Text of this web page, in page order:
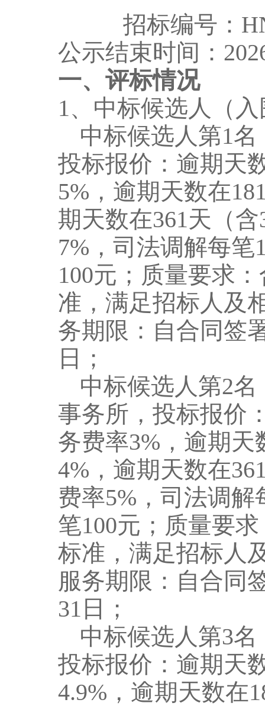
招标编号 ：
公示结束时间：
一、评标情况
1、中标候选人
（
中标候选人第1名
投标报价： 逾期天
5% ， 逾期天数在
期天数在361天（含
7% ， 司法调解每笔
100元 ； 质量要求
准，满足招标人及
务期限：自合同签
日；
中标候选人第2名
事务所 ，投标报价
务费率3% ， 逾期天
4% ， 逾期天数在36
费率5% ， 司法调解
笔100元 ； 质量要
标准，满足招标人
服务期限：自合同
31 日
；
中标候选人第3名
投标报价： 逾期天
4.9% ， 逾期天数在